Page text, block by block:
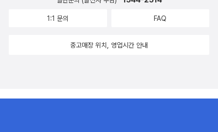
1:1 문의 FAQ
중고매장 위치, 영업시간 안내